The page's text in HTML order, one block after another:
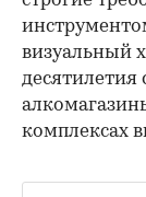
визуальный
десятилетия
комплексах